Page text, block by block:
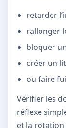
retarder
rallonger
bloquer
créer un
ou faire
Vérifier les
réflexe
et la rotation